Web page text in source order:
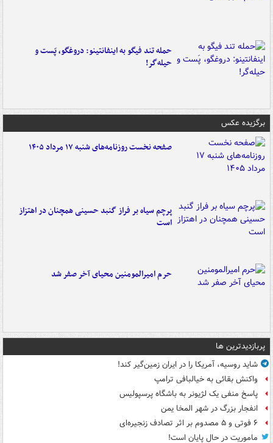
حمله تند فیگو به اینفانتینو: دروغگو، پَست‌ و
حیله‌گر!
برگزیده عکس
صفحه نخست روزنامه‌های شنبه ۱۷ مرداد ۱۴۰۵
پرچم سیاه بر فراز گنبد حسینی همچنان در اهتزاز
است
حرم امیرالمومنین محیای آخر صفر شد
پربازدیدترین ها
شاید روسیه، آمریکا را در ایران زمین‌گیر کند!
واکنش بقائی به خیالبافی ترامپ
پاسخ منفی یک لژیونر به باشگاه پرسپولیس
انفجار بزرگ در شهر المخا یمن
۶ فوتی و ۵ مصدوم بر اثر تصادف زنجیره‌ای
ماموریت در حال پایان است!